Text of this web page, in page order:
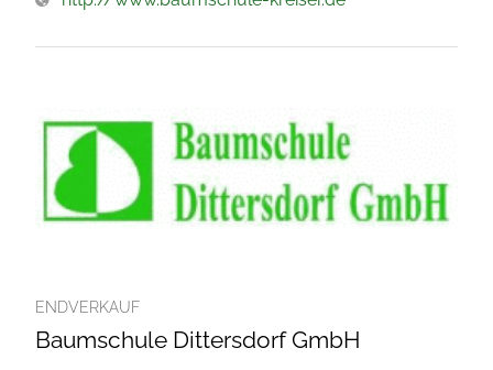
ENDVERKAUF
Baumschule Dittersdorf GmbH